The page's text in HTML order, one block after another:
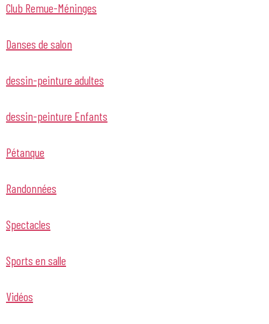
Club Remue-Méninges
Danses de salon
dessin-peinture adultes
dessin-peinture Enfants
Pétanque
Randonnées
Spectacles
Sports en salle
Vidéos